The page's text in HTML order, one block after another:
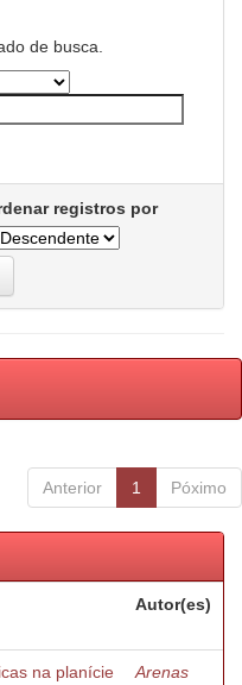
de busca.
registros por
Anterior 1 Póximo
Autor(es)
na planície
Arenas